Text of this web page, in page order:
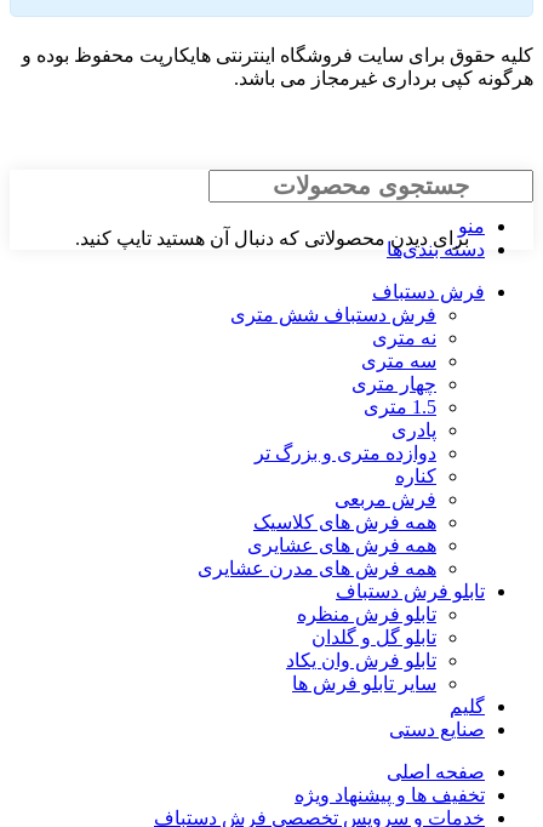
کلیه حقوق برای سایت فروشگاه اینترنتی هایکارپت محفوظ بوده و
هرگونه کپی برداری غیرمجاز می باشد.
برای دیدن محصولاتی که دنبال آن هستید تایپ کنید.
جستجو
منو
دسته بندی‌ها
فرش دستباف
فرش دستباف شش متری
نه متری
سه متری
چهار متری
1.5 متری
پادری
دوازده متری و بزرگ تر
کناره
فرش مربعی
همه فرش های کلاسیک
همه فرش های عشایری
همه فرش های مدرن عشایری
تابلو فرش دستباف
تابلو فرش منظره
تابلو گل و گلدان
تابلو فرش وان یکاد
سایر تابلو فرش ها
گلیم
صنایع دستی
صفحه اصلی
تخفیف ها و پیشنهاد ویژه
خدمات و سرویس تخصصی فرش دستباف